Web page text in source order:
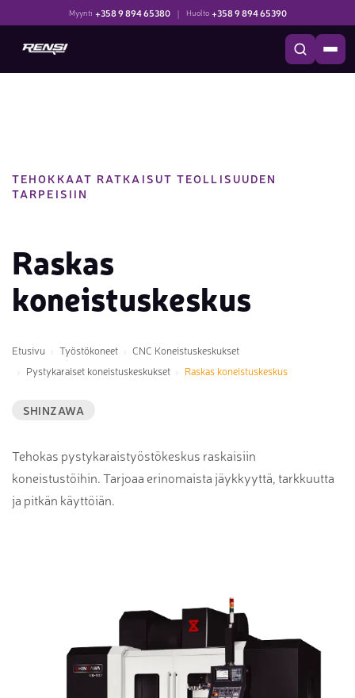
Myynti +358 9 894 65380 | Huolto +358 9 894 65390
TEHOKKAAT RATKAISUT TEOLLISUUDEN
TARPEISIIN
Raskas
koneistuskeskus
Etusivu Työstökoneet
CNC Koneistuskeskukset
Pystykaraiset koneistuskeskukset
Raskas koneistuskeskus
SHINZAWA
Tehokas pystykaraistyöstökeskus raskaisiin
koneistustöihin. Tarjoaa erinomaista jäykkyyttä, tarkkuutta
ja pitkän käyttöiän.